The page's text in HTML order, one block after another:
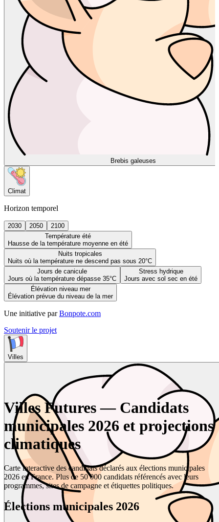
Brebis galeuses
Climat
Horizon temporel
2030 2050
2100
Température été
Hausse de la température moyenne en été
Nuits tropicales
Nuits où la température ne descend pas sous 20°C
Jours de canicule
Jours où la température dépasse 35°C
Stress hydrique
Jours avec sol sec en été
Élévation niveau mer
Élévation prévue du niveau de la mer
Une initiative par Bonpote.com
Soutenir le projet
Villes
Villes Futures — Candidats
municipales 2026 et projections
climatiques
Carte interactive des candidats déclarés aux élections municipales
2026 en France. Plus de 50 000 candidats référencés avec leurs
programmes, sites de campagne et étiquettes politiques.
Élections municipales 2026